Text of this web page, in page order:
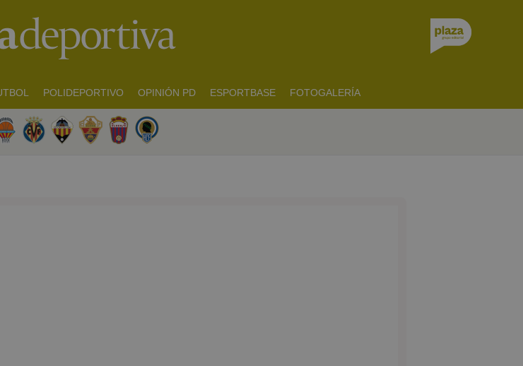
POLIDEPORTIVO OPINIÓN PD ESPORTBASE FOTOGALERÍA